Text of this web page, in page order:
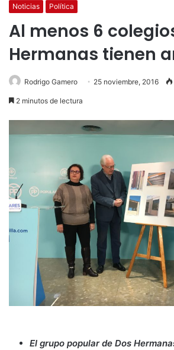
Noticias Política
Al menos 6
Hermanas tienen
Rodrigo Gamero 25 noviembre, 2016
2 minutos de lectura
El grupo popular de Dos